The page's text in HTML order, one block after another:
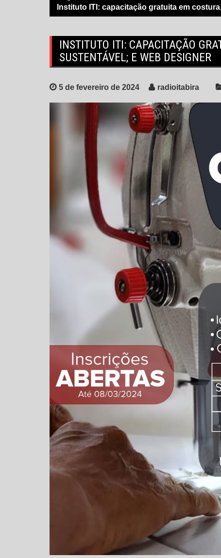
Instituto ITI: capacitação gratuita em
INSTITUTO ITI: CAPACITAÇÃO
SUSTENTÁVEL; E WEB DESIGNER
5 de fevereiro de 2024 radioitabira